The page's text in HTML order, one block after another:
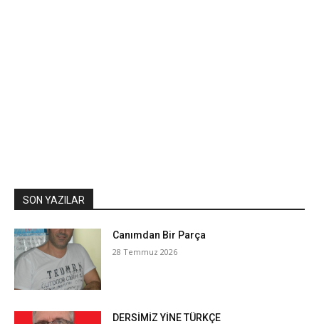
SON YAZILAR
Canımdan Bir Parça
28 Temmuz 2026
DERSİMİZ YİNE TÜRKÇE